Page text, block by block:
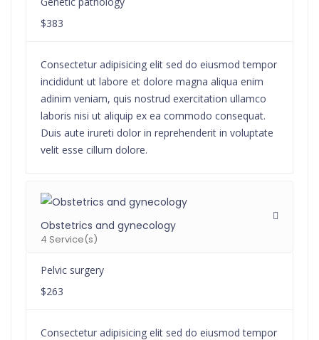
$383
Consectetur adipisicing elit sed do eiusmod tempor
incididunt ut labore et dolore magna aliqua enim
adinim veniam, quis nostrud exercitation ullamco
laboris nisi ut aliquip ex ea commodo consequat.
Duis aute irureti dolor in reprehenderit in voluptate
velit esse cillum dolore.
Obstetrics and gynecology
4 Service(s)
Pelvic surgery
$263
Consectetur adipisicing elit sed do eiusmod tempor